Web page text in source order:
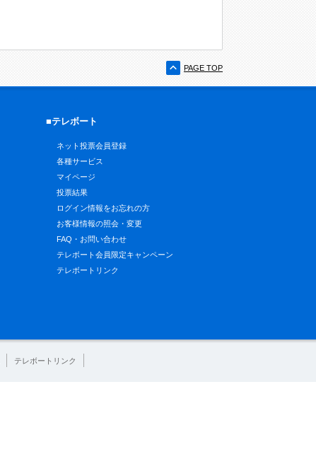
PAGE TOP
■テレボート
ネット投票会員登録
各種サービス
マイページ
投票結果
ログイン情報をお忘れの方
お客様情報の照会・変更
FAQ・お問い合わせ
テレボート会員限定キャンペーン
テレボートリンク
テレボートリンク